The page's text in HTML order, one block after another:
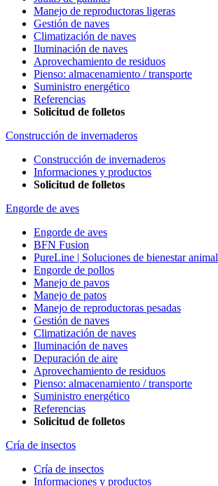
Manejo de reproductoras ligeras
Gestión de naves
Climatización de naves
Iluminación de naves
Aprovechamiento de residuos
Pienso: almacenamiento / transporte
Suministro energético
Referencias
Solicitud de folletos
Construcción de invernaderos
Construcción de invernaderos
Informaciones y productos
Solicitud de folletos
Engorde de aves
Engorde de aves
BFN Fusion
PureLine | Soluciones de bienestar animal
Engorde de pollos
Manejo de pavos
Manejo de patos
Manejo de reproductoras pesadas
Gestión de naves
Climatización de naves
Iluminación de naves
Depuración de aire
Aprovechamiento de residuos
Pienso: almacenamiento / transporte
Suministro energético
Referencias
Solicitud de folletos
Cría de insectos
Cría de insectos
Informaciones y productos